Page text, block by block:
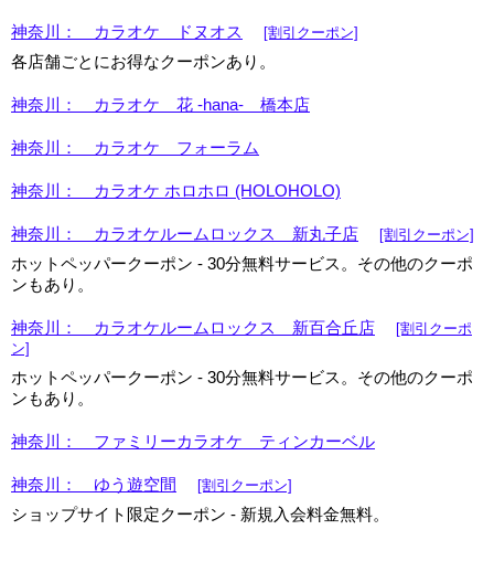
神奈川： カラオケ ドヌオス [割引クーポン]
各店舗ごとにお得なクーポンあり。
神奈川： カラオケ 花 -hana- 橋本店
神奈川： カラオケ フォーラム
神奈川： カラオケ ホロホロ (HOLOHOLO)
神奈川： カラオケルームロックス 新丸子店 [割引クーポン]
ホットペッパークーポン - 30分無料サービス。その他のクーポ
ンもあり。
神奈川： カラオケルームロックス 新百合丘店
[割引クーポ
ン]
ホットペッパークーポン - 30分無料サービス。その他のクーポ
ンもあり。
神奈川： ファミリーカラオケ ティンカーベル
神奈川： ゆう遊空間 [割引クーポン]
ショップサイト限定クーポン - 新規入会料金無料。